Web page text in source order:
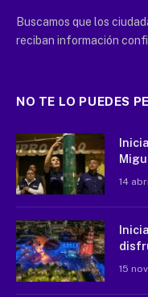
Buscamos que los
reciban información
NO TE LO PUEDES
14
15